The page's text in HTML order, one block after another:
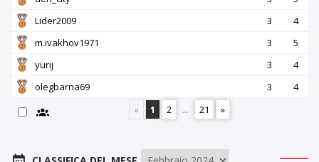
Lider2009
3
4
m.ivakhov1971
3
5
yurij
3
4
olegbarna69
3
4
«
1 2 ... 21 »